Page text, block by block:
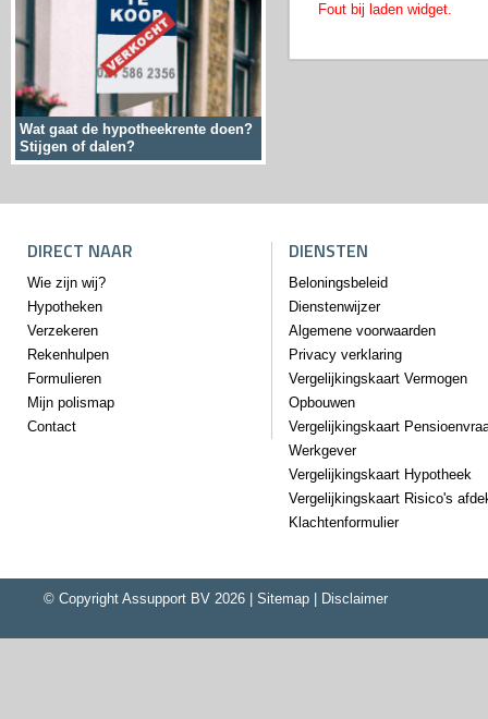
Wat gaat de hypotheekrente doen?
Stijgen of dalen?
Fout bij laden widget.
DIRECT NAAR
Wie zijn wij?
Hypotheken
Verzekeren
Rekenhulpen
Formulieren
Mijn polismap
Contact
DIENSTEN
Beloningsbeleid
Dienstenwijzer
Algemene voorwaarden
Privacy verklaring
Vergelijkingskaart Vermogen
Opbouwen
Vergelijkingskaart
Werkgever
Vergelijkingskaart Hypotheek
Vergelijkingskaart Risico's
Klachtenformulier
© Copyright Assupport BV 2026 | Sitemap | Disclaimer